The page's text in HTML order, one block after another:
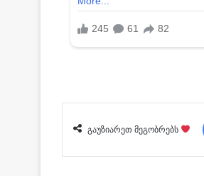
გაუზიარეთ მეგობრებს